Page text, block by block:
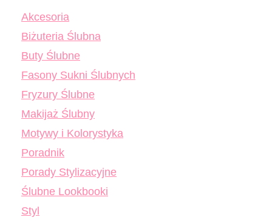
Akcesoria
Biżuteria Ślubna
Buty Ślubne
Fasony Sukni Ślubnych
Fryzury Ślubne
Makijaż Ślubny
Motywy i Kolorystyka
Poradnik
Porady Stylizacyjne
Ślubne Lookbooki
Styl